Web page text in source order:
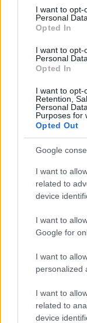
consent section.
I want to opt-
Personal Data.
Opted In
I want to opt-
Personal
Opted In
I want to opt-
Retention,
Personal
Purposes for
Opted Out
Google
I want to
related to
device
I want to
Google for
I want to
personalized
I want to
related to
device
A
Erdélyi
Erdélyi
az erdélyi
és elismert